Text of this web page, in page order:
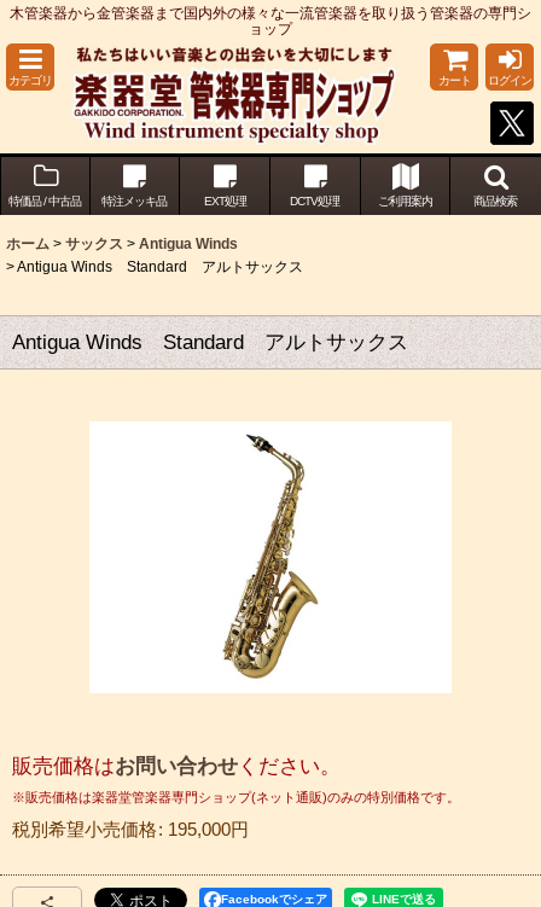
木管楽器から金管楽器まで国内外の様々な一流管楽器を取り扱う管楽器の専門シ
ョップ
カテゴリ カート ログイン
特価品 / 中古品 特注メッキ品 EXT処理 DCTV処理 ご利用案内 商品検索
ホーム > サックス > Antigua Winds
>Antigua Winds Standard アルトサックス
Antigua Winds Standard アルトサックス
販売価格はお問い合わせ ください。
税別希望小売価格: 195,000円
Facebookでシェア